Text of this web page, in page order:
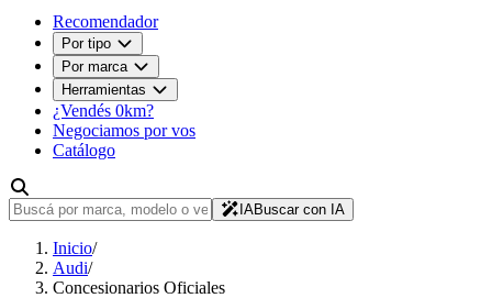
Recomendador
Por tipo
Por marca
Herramientas
¿Vendés 0km?
Negociamos por vos
Catálogo
IABuscar con IA
Inicio/
Audi/
Concesionarios Oficiales